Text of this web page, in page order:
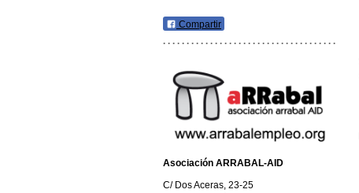
Compartir
Asociación ARRABAL-AID
C/ Dos Aceras, 23-25